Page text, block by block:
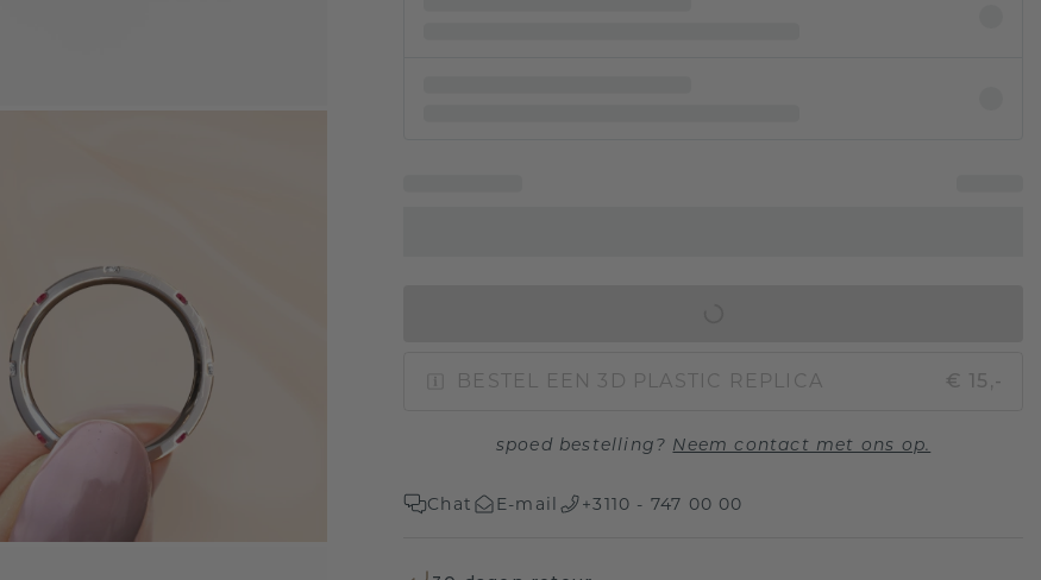
BESTEL EEN 3D PLASTIC REPLICA € 15,-
spoed bestelling? Neem contact met ons op.
Chat E-mail +3110 - 747 00 00